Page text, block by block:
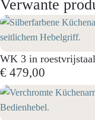
Verwante
WK 3 in
€ 479,00